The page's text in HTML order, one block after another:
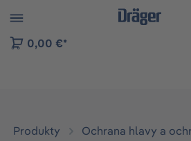
to B2B platform navigation
0,00 €*
Produkty
Ochrana hlavy a